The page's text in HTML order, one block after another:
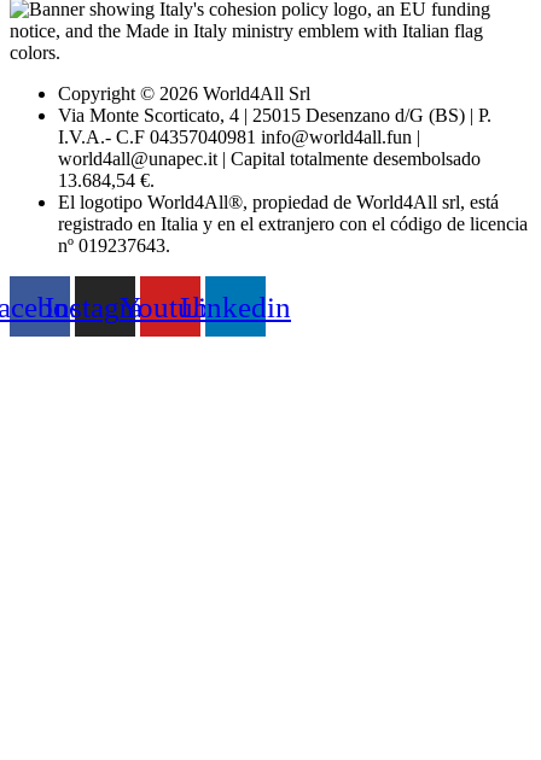
Copyright © 2026 World4All Srl
Via Monte Scorticato, 4 | 25015 Desenzano d/G (BS) | P.
I.V.A.- C.F 04357040981 info@world4all.fun |
world4all@unapec.it | Capital totalmente desembolsado
13.684,54 €.
El logotipo World4All®, propiedad de World4All srl, está
registrado en Italia y en el extranjero con el código de licencia
nº 019237643.
InstagramYoutubeLinkedin